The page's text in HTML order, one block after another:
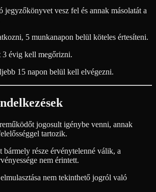
jegyzőkönyvet vesz fel és annak másolatát a
5 munkanapon belül köteles értesíteni.
évig kell megőrizni.
15 napon belül kell elvégezni.
jogosult igénybe venni, annak
tartozik.
bármely része érvénytelenné válik, a
nem érintett.
nem tekinthető jogról való